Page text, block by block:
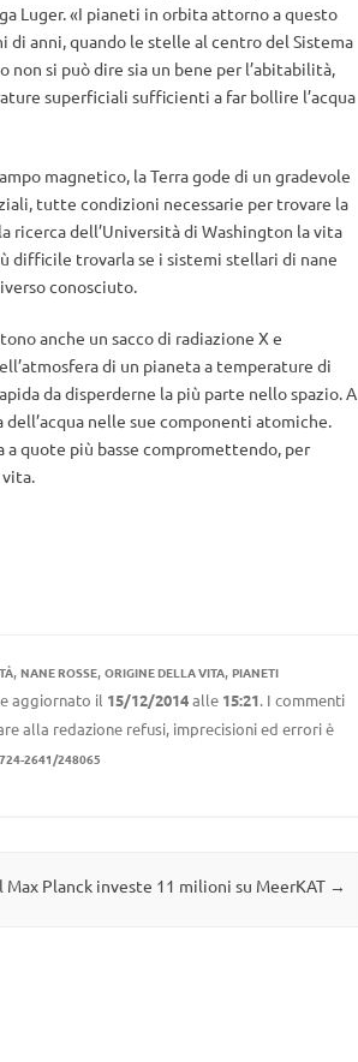
Luger. «I pianeti in orbita attorno a questo
anni, quando le stelle al centro del Sistema
si può dire sia un bene per l’abitabilità,
superficiali sufficienti a far bollire l’acqua
magnetico, la Terra gode di un gradevole
tutte condizioni necessarie per trovare la
ricerca dell’Università di Washington la vita
difficile trovarla se i sistemi stellari di nane
conosciuto.
anche un sacco di radiazione X e
di un pianeta a temperature di
da disperderne la più parte nello spazio. A
nelle sue componenti atomiche.
a quote più basse compromettendo, per
vita.
, NANE ROSSE, ORIGINE DELLA VITA, PIANETI
aggiornato il 15/12/2014alle 15:21. I commenti
alla redazione refusi, imprecisioni ed errori è
2641/248065
Max Planck investe 11 milioni su MeerKAT →